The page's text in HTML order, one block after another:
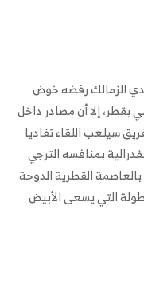
الزمالك رفضه خوض
بقطر، إلا أن مصادر داخل
سيلعب اللقاء تفاديا
بمنافسه الترجي
بدوري الأبطال في 14 فبراير بالعاصمة القطرية الدوحة
التي يسعى الأبيض